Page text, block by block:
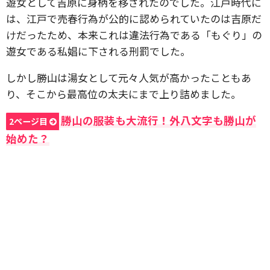
は、江戸で売春行為が公的に認められていたのは吉原だ
けだったため、本来これは違法行為である「もぐり」の
遊女である私娼に下される刑罰でした。
しかし勝山は湯女として元々人気が高かったこともあ
り、そこから最高位の太夫にまで上り詰めました。
2ページ目
勝山の服装も大流行！外八文字も勝山が
始めた？